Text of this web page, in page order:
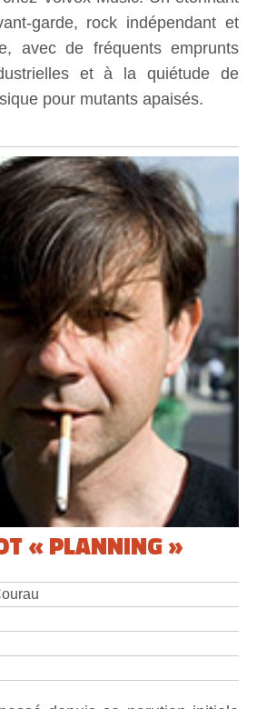
garde, rock indépendant et
avec de fréquents emprunts
et à la quiétude de
pour mutants apaisés.
« PLANNING »